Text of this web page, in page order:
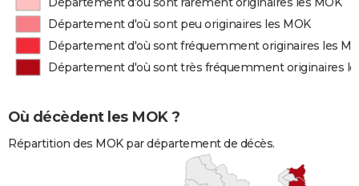
Département d'où sont peu originaires les MOK
Département d'où sont fréquemment originaires les
Département d'où sont très fréquemment originaires
Où décèdent les MOK ?
Répartition des MOK par département de décès.